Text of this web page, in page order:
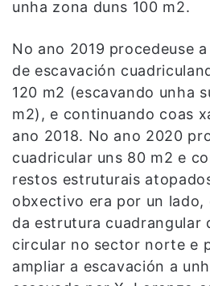
unha zona duns 100 m2.
No ano 2019 procedeuse
de escavación
120 m2 (escavando unha
m2), e continuando coas
ano 2018. No ano 2020
cuadricular uns 80 m2 e
restos estruturais
obxectivo era por un
da estrutura cuadrangular
circular no sector norte e
ampliar a escavación a